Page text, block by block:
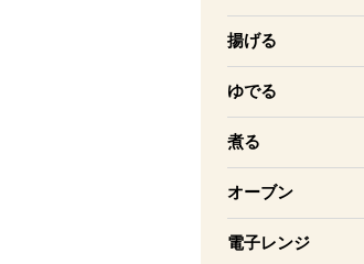
揚げる
ゆでる
煮る
オーブン
電子レンジ